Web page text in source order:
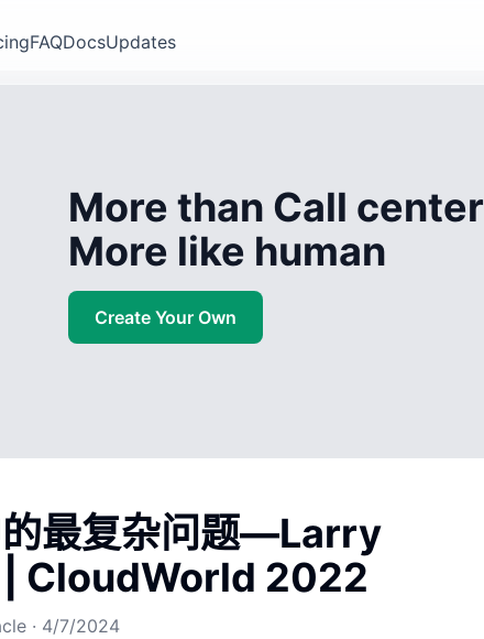
FAQDocsUpdates
More than Call center
More like human
Create Your Own
最复杂问题—Larry
CloudWorld 2022
· 4/7/2024